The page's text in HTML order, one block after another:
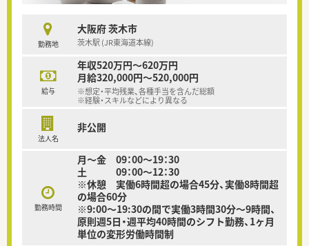
勤務地
大阪府 茨木市
茨木駅 (JR東海道本線)
給与
年収520万円～620万円
月給320,000円～520,000円
※想定・平均残業、各種手当を含んだ総額
※経験・スキルなどにより異なる
法人名
非公開
勤務時間
月～金 09：00～19：30
土 09：00～12：30
※休憩 実働6時間超の場合45分、実働8時間超
の場合60分
※9:00～19:30の間で実働3時間30分～9時間、
原則週5日・週平均40時間のシフト勤務、1ヶ月
単位の変形労働時間制